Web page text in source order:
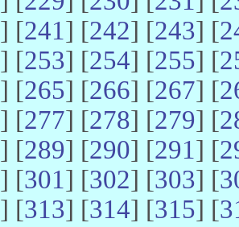
] [241] [242] [243] [
] [253] [254] [255] [
] [265] [266] [267] [
] [277] [278] [279] [
] [289] [290] [291] [
] [301] [302] [303] [
] [313] [314] [315] [